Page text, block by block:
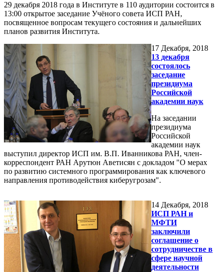
29 декабря 2018 года в Институте в 110 аудитории состоится в
13:00 открытое заседание Учёного совета ИСП РАН,
посвященное вопросам текущего состояния и дальнейших
планов развития Института.
17 Декабря, 2018
13 декабря
состоялось
заседание
президиума
Российской
академии наук
На заседании
президиума
Российской
академии наук
выступил директор ИСП им. В.П. Иванникова РАН, член-
корреспондент РАН Арутюн Аветисян с докладом "О мерах
по развитию системного программирования как ключевого
направления противодействия киберугрозам".
14 Декабря, 2018
ИСП РАН и
МФТИ
заключили
соглашение о
сотрудничестве в
сфере научной
деятельности